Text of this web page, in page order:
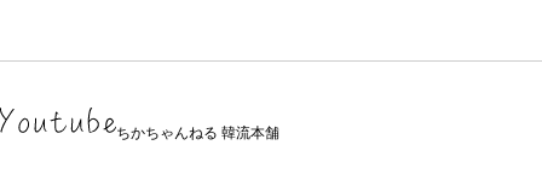
ちかちゃんねる 韓流本舗